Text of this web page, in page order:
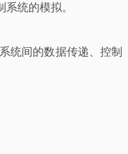
统的模拟。
统间的数据传递、控制